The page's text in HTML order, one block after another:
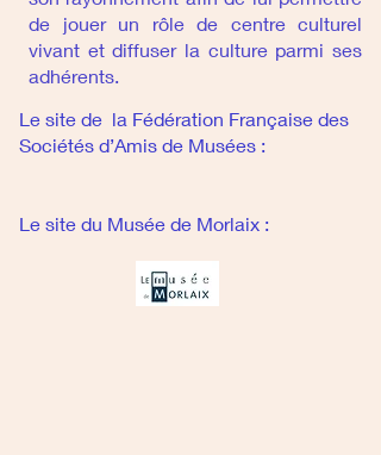
de jouer un rôle de centre culturel
vivant et diffuser la culture parmi ses
adhérents.
Le site de la Fédération Française des
Sociétés d’Amis de Musées :
Le site du Musée de Morlaix :